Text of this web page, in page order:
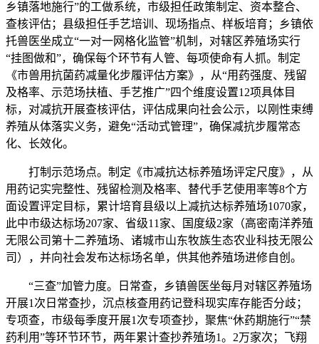
乡镇落地施行”的工做系统，市级担任政策制定、资本整合、
查核评估；县级担任手艺培训、现场指点、样板培育；乡镇依
托兽医坐成立“一对一网格化监管”机制，对辖区养殖场实行
“挂图做和”，确保每个环节有人管、每项使命有人抓。制定
《市兽用抗菌药减量化步履评估方案》，从“用药强度、残留
及格率、示范场扶植、手艺推广”四个维度设置12项具体目
标，对减抗开展查核评估，评估成果向社会公示，以刚性束缚
养殖从体落实义务，避免“活动式管理”，确保减抗步履常态
化、长效化。
打制示范场点。制定《市减抗达标养殖场评定尺度》，从
用药记实完整性、残留检测及格率、替代手艺使用率等8个方
面设置评定目标，累计培育县级以上减抗达标养殖场1070家，
此中市级达标场207家、省级11家、国度级2家（高密南洋养殖
无限公司第十二养殖场、诸城市山东牧族生态农业科技无限公
司），并向社会发布达标场名单，供其他养殖场进修自创。
“三查”加管力度。日常查，乡镇兽医坐每月对辖区养殖场
开展1次日常查抄，沉点核查用药记登科现实库存能否分歧；
专项查，市级每季度开展1次专项查抄，聚焦“休药期施行”“禁
药利用”等环节环节，两年累计查抄养殖场1。2万家次；飞翔